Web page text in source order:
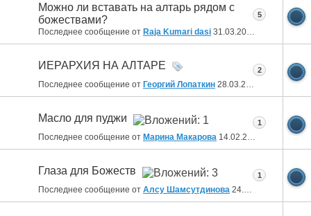
Можно ли вставать на алтарь рядом с
божествами?
Последнее сообщение от Raja Kumari dasi 31.03.2023
5
ИЕРАРХИЯ НА АЛТАРЕ
Последнее сообщение от Георгий Лопаткин 28.03.2023
2
Масло для пуджи
Последнее сообщение от Марина Макарова 14.02.2023
1
Глаза для Божеств
Последнее сообщение от Алсу Шамсутдинова 24.08.2022 19:44
1